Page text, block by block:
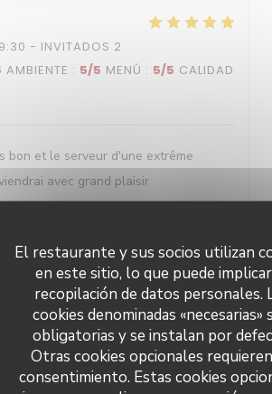
El restaurante y sus socios utilizan
en este sitio, lo que puede
recopilación de datos personales.
cookies denominadas «necesarias»
obligatorias y se instalan por
Otras cookies opcionales
consentimiento. Estas cookies
- INVITADOS 2
AMBIENTE : 5/5 MENÚ : 5/5 CALIDAD
bon et le serveur d'une extrême
avec grand plaisir
- INVITADOS 2
AMBIENTE: 5/5 MENÚ: 5/5 CALIDAD